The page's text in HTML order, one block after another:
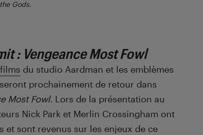
Gods.
: Vengeance Most Fowl
films du studio Aardman et les emblèmes
seront prochainement de retour dans
Most Fowl. Lors de la présentation au
Nick Park et Merlin Crossingham ont
et sont revenus sur les enjeux de ce